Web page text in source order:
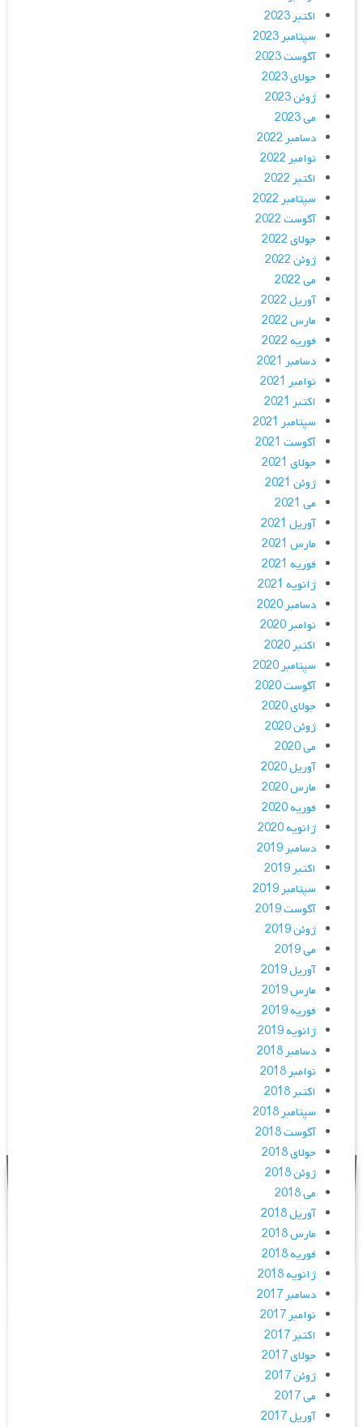
اکتبر 2023
سپتامبر 2023
آگوست 2023
جولای 2023
ژوئن 2023
می 2023
دسامبر 2022
نوامبر 2022
اکتبر 2022
سپتامبر 2022
آگوست 2022
جولای 2022
ژوئن 2022
می 2022
آوریل 2022
مارس 2022
فوریه 2022
دسامبر 2021
نوامبر 2021
اکتبر 2021
سپتامبر 2021
آگوست 2021
جولای 2021
ژوئن 2021
می 2021
آوریل 2021
مارس 2021
فوریه 2021
ژانویه 2021
دسامبر 2020
نوامبر 2020
اکتبر 2020
سپتامبر 2020
آگوست 2020
جولای 2020
ژوئن 2020
می 2020
آوریل 2020
مارس 2020
فوریه 2020
ژانویه 2020
دسامبر 2019
اکتبر 2019
سپتامبر 2019
آگوست 2019
ژوئن 2019
می 2019
آوریل 2019
مارس 2019
فوریه 2019
ژانویه 2019
دسامبر 2018
نوامبر 2018
اکتبر 2018
سپتامبر 2018
آگوست 2018
جولای 2018
ژوئن 2018
می 2018
آوریل 2018
مارس 2018
فوریه 2018
ژانویه 2018
دسامبر 2017
نوامبر 2017
اکتبر 2017
جولای 2017
ژوئن 2017
می 2017
آوریل 2017